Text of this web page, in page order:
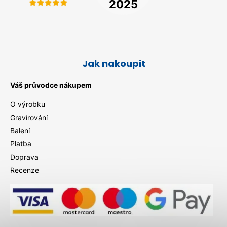
Jak nakoupit
Váš průvodce nákupem
O výrobku
Gravírování
Balení
Platba
Doprava
Recenze